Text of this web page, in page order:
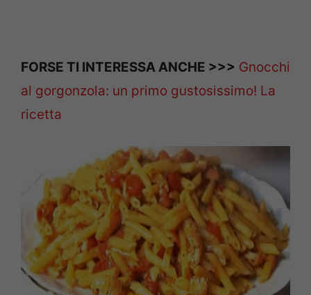
FORSE TI INTERESSA ANCHE >>> Gnocchi
al gorgonzola: un primo gustosissimo! La
ricetta